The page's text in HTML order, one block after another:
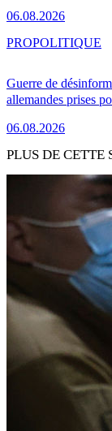
06.08.2026
Guerre de
allemandes prises
06.08.2026
PROPOLITIQUE
PLUS DE CETTE